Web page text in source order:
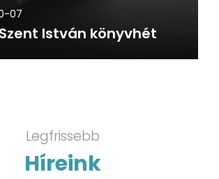
07
István könyvhét
Legfrissebb
Híreink